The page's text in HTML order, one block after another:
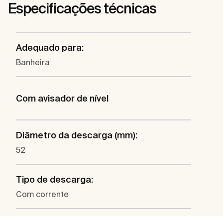
Especificações técnicas
Adequado para:
Banheira
Com avisador de nível
Diâmetro da descarga (mm):
52
Tipo de descarga:
Com corrente